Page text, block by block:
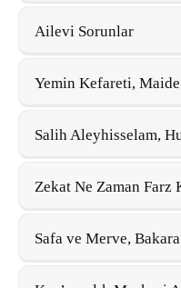
Ailevi Sorunlar
Yemin Kefareti,
Salih Aleyhisselam,
Zekat Ne Zaman Farz
Safa ve Merve,